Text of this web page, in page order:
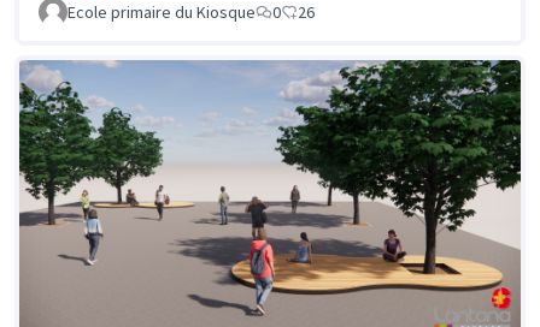
Ecole primaire du Kiosque 0 26